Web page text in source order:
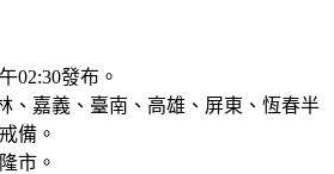
02:30發布。
、嘉義、臺南、高雄、屏東、恆春半
備。
市。